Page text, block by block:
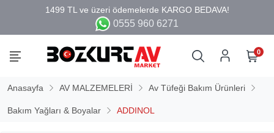
0555 960 6271
0
Anasayfa AV MALZEMELERİ Av Tüfeği Bakım Ürünleri
Bakım Yağları & Boyalar ADDINOL